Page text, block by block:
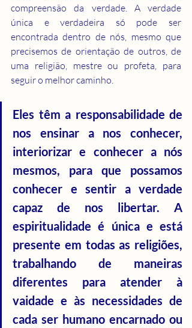
compreensão da verdade. A verdade
única e verdadeira só pode ser
encontrada dentro de nós, mesmo que
precisemos de orientação de outros, de
uma religião, mestre ou profeta, para
seguir o melhor caminho.
Eles têm a responsabilidade de
nos ensinar a nos conhecer,
interiorizar e conhecer a nós
mesmos, para que possamos
conhecer e sentir a verdade
capaz de nos libertar. A
espiritualidade é única e está
presente em todas as religiões,
trabalhando de maneiras
diferentes para atender à
vaidade e às necessidades de
cada ser humano encarnado ou